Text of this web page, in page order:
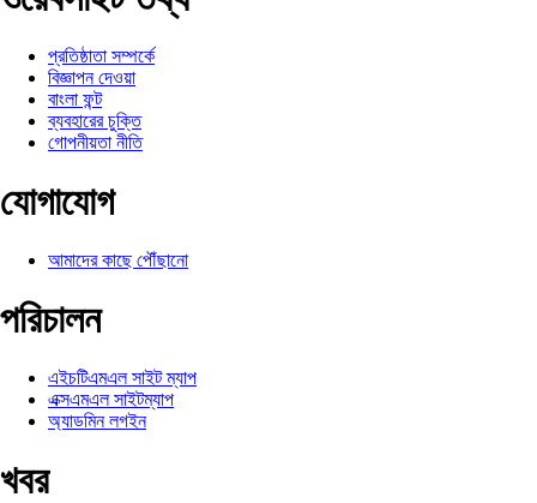
প্রতিষ্ঠাতা সম্পর্কে
বিজ্ঞাপন দেওয়া
বাংলা ফন্ট
ব্যবহারের চুক্তি
গোপনীয়তা নীতি
যোগাযোগ
আমাদের কাছে পৌঁছানো
পরিচালন
এইচটিএমএল সাইট ম্যাপ
এক্সএমএল সাইটম্যাপ
অ্যাডমিন লগইন
খবর